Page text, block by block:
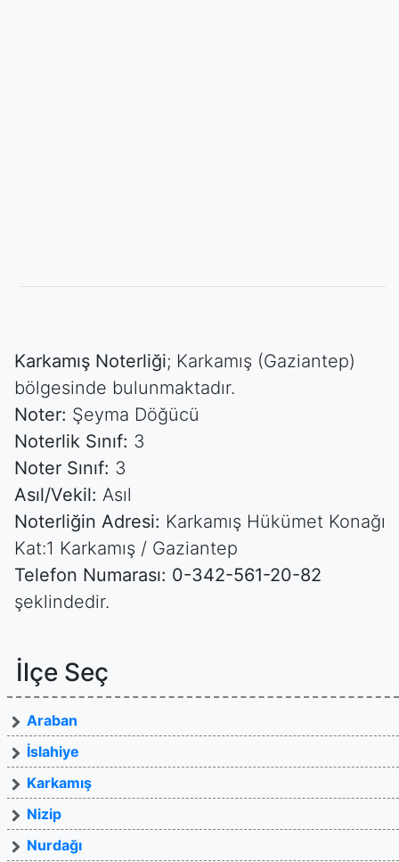
Karkamış Noterliği; Karkamış (Gaziantep)
bölgesinde bulunmaktadır.
Noter: Şeyma Döğücü
Noterlik Sınıf: 3
Noter Sınıf: 3
Asıl/Vekil: Asıl
Noterliğin Adresi: Karkamış Hükümet Konağı
Kat:1 Karkamış / Gaziantep
Telefon Numarası: 0-342-561-20-82
şeklindedir.
İlçe Seç
Araban
İslahiye
Karkamış
Nizip
Nurdağı